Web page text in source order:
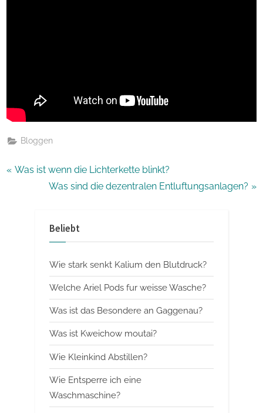
Bloggen
Beitragsnavigation
P
Was ist wenn die Lichterkette blinkt?
N
t
o
s
t
Was sind die dezentralen Entluftungsanlagen?
Beliebt
Wie stark senkt Kalium den Blutdruck?
Welche Ariel Pods fur weisse Wasche?
Was ist das Besondere an Gaggenau?
Was ist Kweichow moutai?
Wie Kleinkind Abstillen?
Wie Entsperre ich eine
Waschmaschine?